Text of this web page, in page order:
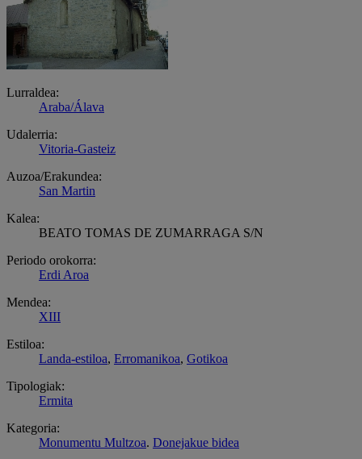
Lurraldea:
Araba/Álava
Udalerria:
Vitoria-Gasteiz
Auzoa/Erakundea:
San Martin
Kalea:
BEATO TOMAS DE ZUMARRAGA S/N
Periodo orokorra:
Erdi Aroa
Mendea:
XIII
Estiloa:
Landa-estiloa, Erromanikoa, Gotikoa
Tipologiak:
Ermita
Kategoria:
Monumentu Multzoa. Donejakue bidea